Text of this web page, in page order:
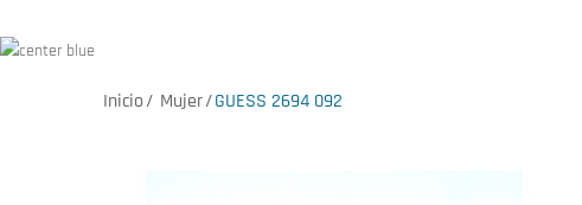
Inicio Mujer GUESS 2694 092